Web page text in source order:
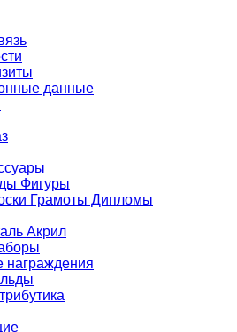
данные
Фигуры
Грамоты Дипломы
Акрил
награждения